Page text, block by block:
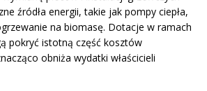
źródła energii, takie jak pompy ciepła,
na biomasę. Dotacje w ramach
pokryć istotną część kosztów
obniża wydatki właścicieli